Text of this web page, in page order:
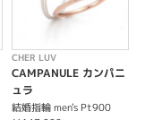
CHER LUV
CAMPANULE カンパニ
ュラ
結婚指輪 men's Pt900